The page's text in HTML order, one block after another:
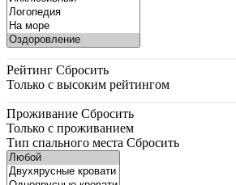
Рейтинг Сбросить
Только с высоким рейтингом
Проживание Сбросить
Только с проживанием
Тип спального места Сбросить